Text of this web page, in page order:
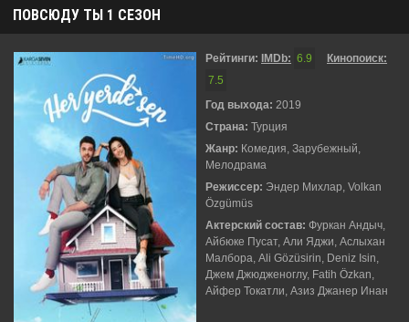
ПОВСЮДУ ТЫ 1 СЕЗОН
Рейтинги: IMDb: 6.9
Кинопоиск:
7.5
Год выхода: 2019
Страна: Турция
Жанр: Комедия, Зарубежный,
Мелодрама
Режиссер: Эндер Михлар, Volkan
Özgümüs
Актерский состав: Фуркан Андыч,
Айбюке Пусат, Али Яджи, Аслыхан
Малбора, Ali Gözüsirin, Deniz Isin,
Джем Джюдженоглу, Fatih Özkan,
Айфер Токатли, Азиз Джанер Инан